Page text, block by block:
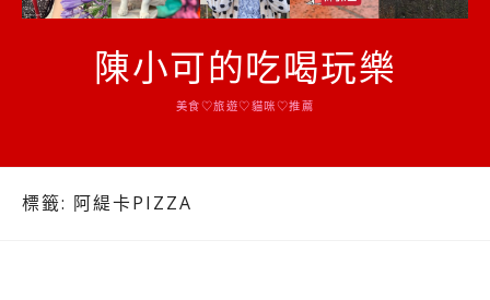
陳小可的吃喝玩樂
美食♡旅遊♡貓咪♡推薦
標籤: 阿緹卡PIZZA